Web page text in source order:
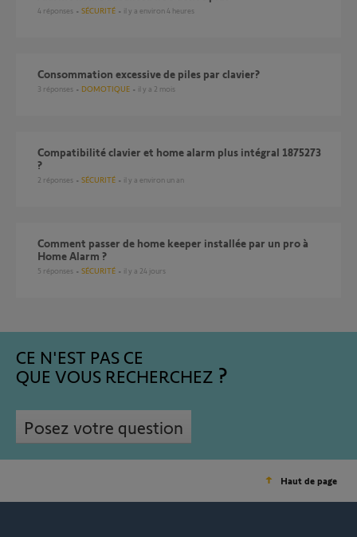
4 réponses SÉCURITÉ il y a environ 4 heures
Consommation excessive de piles par clavier?
3 réponses DOMOTIQUE il y a 2 mois
Compatibilité clavier et home alarm plus intégral 1875273
?
2 réponses SÉCURITÉ il y a environ un an
Comment passer de home keeper installée par un pro à
Home Alarm ?
5 réponses SÉCURITÉ il y a 24 jours
CE N'EST PAS CE
QUE VOUS RECHERCHEZ
Posez votre question
Haut de page